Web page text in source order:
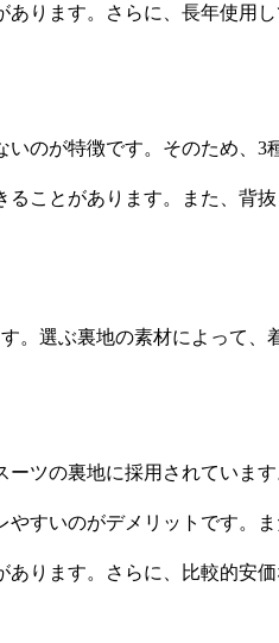
ります。さらに、長年使用
のが特徴です。そのため、3
ことがあります。また、背
。選ぶ裏地の素材によって、
ツの裏地に採用されていま
すいのがデメリットです。
ります。さらに、比較的安